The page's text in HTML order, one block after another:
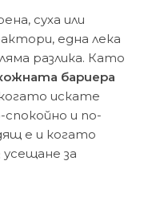
суха или
една лека
разлика. Като
бариера
искате
и по-
е и когато
за